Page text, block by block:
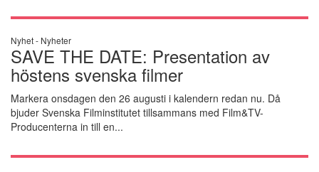
Nyhet - Nyheter
SAVE THE DATE: Presentation av
höstens svenska filmer
Markera onsdagen den 26 augusti i kalendern redan nu. Då
bjuder Svenska Filminstitutet tillsammans med Film&TV-
Producenterna in till en...